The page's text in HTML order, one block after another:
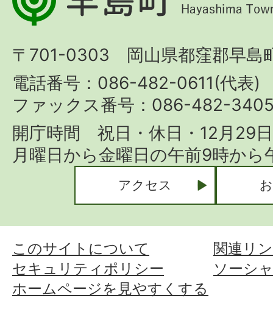
島
Hayashima
Town
〒701-0303 岡山県都窪郡早島
電話番号：086-482-0611(代表)
ファックス番号：086-482-
開庁時間 祝日・休日・12月29
月曜日から金曜日の午前9時か
アクセス
このサイトについて
関連リ
セキュリティポリシー
ソーシ
ホームページを見やすくする